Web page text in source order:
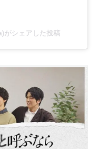
シェアした投稿